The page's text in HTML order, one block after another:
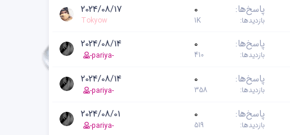
پاسخ‌ها 0
بازدیدها 1K
2024/08/17
Tokyow
پاسخ‌ها 0
بازدیدها 410
2024/08/14
-pariya-
پاسخ‌ها 0
بازدیدها 358
2024/08/14
-pariya-
پاسخ‌ها 0
بازدیدها 519
2024/08/01
-pariya-